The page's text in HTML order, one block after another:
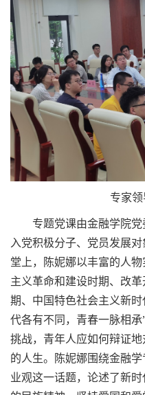
专家
专题党课由金融学院
入党积极分子、党员发展
堂上，陈妮娜以丰富的人
主义革命和建设时期、改
期、中国特色社会主义新
代各有不同，青春一脉相
挑战，青年人应如何辩证
的人生。陈妮娜围绕金融
业观这一话题，论述了新